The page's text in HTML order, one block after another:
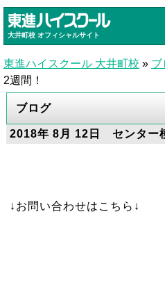
大井町校 オフィシャルサイト
東進ハイスクール 大井町校 » ブ
2週間！
ブログ
2018年 8月 12日 センター
↓お問い合わせはこちら↓